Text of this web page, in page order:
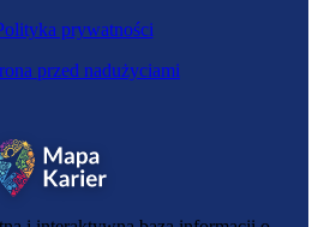
prywatności
przed nadużyciami